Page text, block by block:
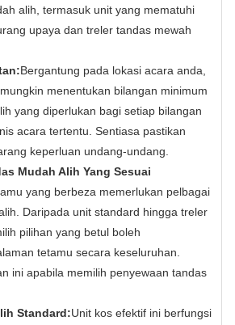
alih, termasuk unit yang mematuhi
upaya dan treler tandas mewah
Bergantung pada lokasi acara anda,
menentukan bilangan minimum
yang diperlukan bagi setiap bilangan
acara tertentu. Sentiasa pastikan
keperluan undang-undang.
Mudah Alih Yang Sesuai
yang berbeza memerlukan pelbagai
Daripada unit standard hingga treler
pilihan yang betul boleh
tetamu secara keseluruhan.
ini apabila memilih penyewaan tandas
Standard:Unit kos efektif ini berfungsi